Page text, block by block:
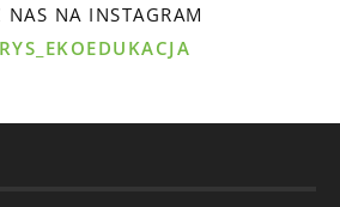
NAS NA INSTAGRAM